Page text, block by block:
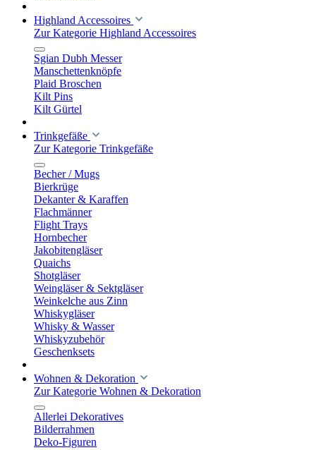
Highland Accessoires
Zur Kategorie Highland Accessoires
Sgian Dubh Messer
Manschettenknöpfe
Plaid Broschen
Kilt Pins
Kilt Gürtel
Trinkgefäße
Zur Kategorie Trinkgefäße
Becher / Mugs
Bierkrüge
Dekanter & Karaffen
Flachmänner
Flight Trays
Hornbecher
Jakobitengläser
Quaichs
Shotgläser
Weingläser & Sektgläser
Weinkelche aus Zinn
Whiskygläser
Whisky & Wasser
Whiskyzubehör
Geschenksets
Wohnen & Dekoration
Zur Kategorie Wohnen & Dekoration
Allerlei Dekoratives
Bilderrahmen
Deko-Figuren